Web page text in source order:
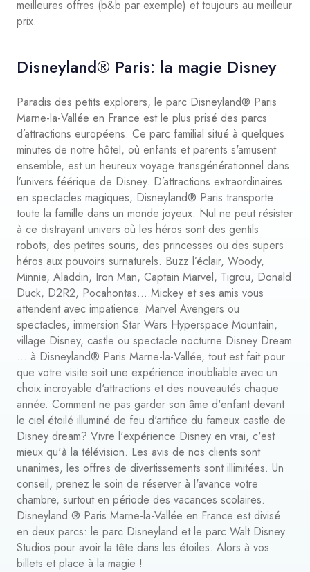
meilleures offres (b&b par exemple) et toujours au meilleur
prix.
Disneyland® Paris: la magie Disney
Paradis des petits explorers, le parc Disneyland® Paris
Marne-la-Vallée en France est le plus prisé des parcs
d’attractions européens. Ce parc familial situé à quelques
minutes de notre hôtel, où enfants et parents s'amusent
ensemble, est un heureux voyage transgénérationnel dans
l’univers féérique de Disney. D’attractions extraordinaires
en spectacles magiques, Disneyland® Paris transporte
toute la famille dans un monde joyeux. Nul ne peut résister
à ce distrayant univers où les héros sont des gentils
robots, des petites souris, des princesses ou des supers
héros aux pouvoirs surnaturels. Buzz l’éclair, Woody,
Minnie, Aladdin, Iron Man, Captain Marvel, Tigrou, Donald
Duck, D2R2, Pocahontas….Mickey et ses amis vous
attendent avec impatience. Marvel Avengers ou
spectacles, immersion Star Wars Hyperspace Mountain,
village Disney, castle ou spectacle nocturne Disney Dream
... à Disneyland® Paris Marne-la-Vallée, tout est fait pour
que votre visite soit une expérience inoubliable avec un
choix incroyable d'attractions et des nouveautés chaque
année. Comment ne pas garder son âme d'enfant devant
le ciel étoilé illuminé de feu d'artifice du fameux castle de
Disney dream? Vivre l'expérience Disney en vrai, c'est
mieux qu'à la télévision. Les avis de nos clients sont
unanimes, les offres de divertissements sont illimitées. Un
conseil, prenez le soin de réserver à l'avance votre
chambre, surtout en période des vacances scolaires.
Disneyland ® Paris Marne-la-Vallée en France est divisé
en deux parcs: le parc Disneyland et le parc Walt Disney
Studios pour avoir la tête dans les étoiles. Alors à vos
billets et place à la magie !